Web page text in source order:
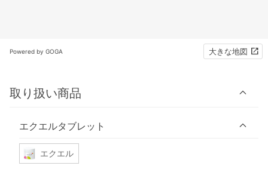
Powered by GOGA 大きな地図
取り扱い商品
エクエルタブレット
エクエル